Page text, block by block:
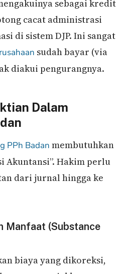
sebagai kredit
cacat administrasi
di sistem DJP. Ini sangat
sudah bayar (via
diakui pengurangnya.
Dalam
PPh Badan membutuhkan
Akuntansi”. Hakim perlu
dari jurnal hingga ke
Manfaat (Substance
biaya yang dikoreksi,